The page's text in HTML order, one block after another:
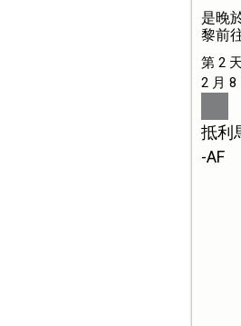
是晚
黎前
第 2 天
2 月 8
抵利
-AF